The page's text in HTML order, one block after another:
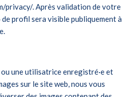
privacy/. Après validation de votre
profil sera visible publiquement à
une utilisatrice enregistré·e et
sur le site web, nous vous